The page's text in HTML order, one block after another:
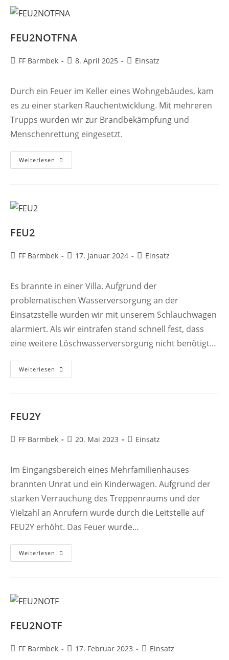
FEU2NOTFNA
Beitrags-
FF Barmbek
Beitrag
8. April 2025
Beitrags-
Einsatz
Durch ein Feuer im Keller eines Wohngebäudes, kam
es zu einer starken Rauchentwicklung. Mit mehreren
Trupps wurden wir zur Brandbekämpfung und
Menschenrettung eingesetzt.
Weiterlesen
FEU2
Beitrags-
FF Barmbek
Beitrag
17. Januar 2024
Beitrags-
Einsatz
Es brannte in einer Villa. Aufgrund der
problematischen Wasserversorgung an der
Einsatzstelle wurden wir mit unserem Schlauchwagen
alarmiert. Als wir eintrafen stand schnell fest, dass
eine weitere Löschwasserversorgung nicht benötigt…
Weiterlesen
FEU2Y
Beitrags-
FF Barmbek
Beitrag
20. Mai 2023
Beitrags-
Einsatz
Im Eingangsbereich eines Mehrfamilienhauses
brannten Unrat und ein Kinderwagen. Aufgrund der
starken Verrauchung des Treppenraums und der
Vielzahl an Anrufern wurde durch die Leitstelle auf
FEU2Y erhöht. Das Feuer wurde…
Weiterlesen
FEU2NOTF
Beitrags-
FF Barmbek
Beitrag
17. Februar 2023
Beitrags-
Einsatz